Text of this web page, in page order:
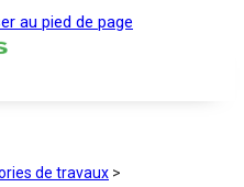
au pied de page
de travaux >